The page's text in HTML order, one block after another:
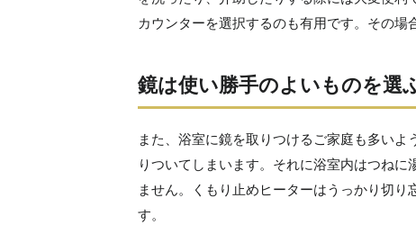
カウンターを選択するのも有用です。その場
鏡は使い勝手のよいものを選
また、浴室に鏡を取りつけるご家庭も多い
りついてしまいます。それに浴室内はつね
ません。くもり止めヒーターはうっかり切
す。